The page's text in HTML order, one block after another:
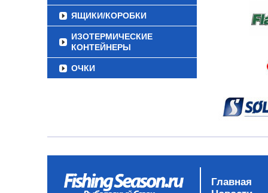
ЯЩИКИ/КОРОБКИ
ИЗОТЕРМИЧЕСКИЕ
КОНТЕЙНЕРЫ
ОЧКИ
Главная